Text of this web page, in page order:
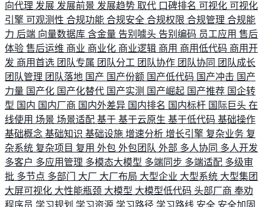
向代理 发展 发展前景 发展趋势 取代 口碑排名 可视化 可视化
引擎 可观测性 合规功能 合规安全 合规权限 合规管理 合规能
力 后端 向量数据库 含金量 告别噱头 告别编码 员工应用 售后
体验 售后运维 商业 商业化 商业逻辑 商用 商用低代码 商用开
发 商用首选 团队专属 团队分工 团队协作 团队协同 团队成长
团队管理 团队落地 国产 国产份额 国产低代码 国产冲击 国产
力量 国产化 国产化替代 国产实测 国产崛起 国产推荐 国企转
型 国内 国内厂商 国内外差异 国内排名 国内标杆 国际巨头 在
线使用 场景 场景适配 基于 基于云原生 基于低代码 基础操作
基础概念 基础知识 基础设施 增速分析 增长引擎 复杂业务 复
杂系统 复杂项目 复用 外包 外包团队 外部 多人协同 多人开发
多客户 多应用管理 多模态大模型 多端同步 多端适配 多级审
批 多节点 多部门 大厂 大厂布局 大型企业 大型系统 大型集团
大屏可视化 大性能瓶颈 大模型 大模型低代码 头部厂商 奉劝